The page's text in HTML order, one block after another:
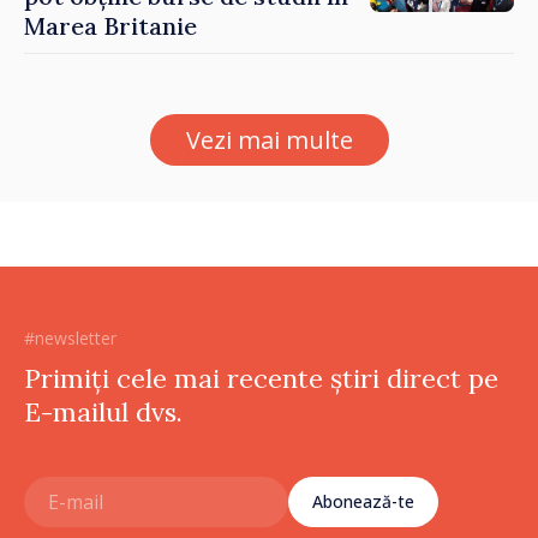
Marea Britanie
Vezi mai multe
#newsletter
Primiți cele mai recente știri direct pe
E-mailul dvs.
Abonează-te